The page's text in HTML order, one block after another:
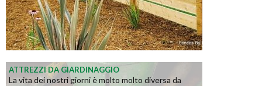
ATTREZZI DA GIARDINAGGIO
La vita dei nostri giorni è molto molto diversa da